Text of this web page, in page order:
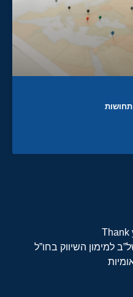
תחושות
Thank
למימון השיווק בחו”ל